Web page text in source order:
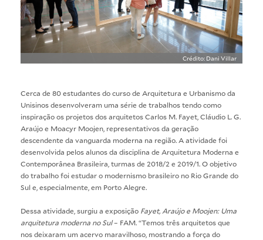
Crédito: Dani Villar
Cerca de 80 estudantes do curso de Arquitetura e Urbanismo da
Unisinos desenvolveram uma série de trabalhos tendo como
inspiração os projetos dos arquitetos Carlos M. Fayet, Cláudio L. G.
Araújo e Moacyr Moojen, representativos da geração
descendente da vanguarda moderna na região. A atividade foi
desenvolvida pelos alunos da disciplina de Arquitetura Moderna e
Contemporânea Brasileira, turmas de 2018/2 e 2019/1. O objetivo
do trabalho foi estudar o modernismo brasileiro no Rio Grande do
Sul e, especialmente, em Porto Alegre.
Dessa atividade, surgiu a exposição Fayet, Araújo e Moojen: Uma
arquitetura moderna no Sul– FAM. “Temos três arquitetos que
nos deixaram um acervo maravilhoso, mostrando a força do